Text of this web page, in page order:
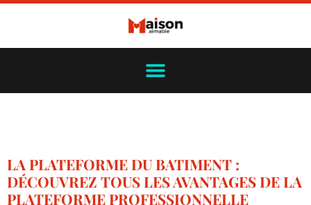
LA PLATEFORME DU BATIMENT :
DÉCOUVREZ TOUS LES AVANTAGES DE LA
PLATEFORME PROFESSIONNELLE